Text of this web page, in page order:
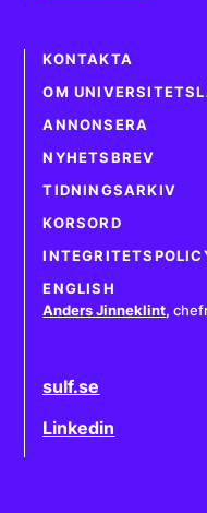
KONTAKTA
OM
ANNONSERA
NYHETSBREV
TIDNINGSARKIV
KORSORD
ENGLISH
Anders Jinneklint,
sulf.se
Linkedin